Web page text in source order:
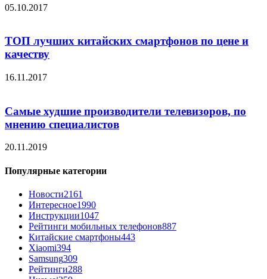
05.10.2017
ТОП лучших китайских смартфонов по цене и
качеству
16.11.2017
Самые худшие производители телевизоров, по
мнению специалистов
20.11.2019
Популярные категории
Новости2161
Интересное1990
Инструкции1047
Рейтинги мобильных телефонов887
Китайские смартфоны443
Xiaomi394
Samsung309
Рейтинги288